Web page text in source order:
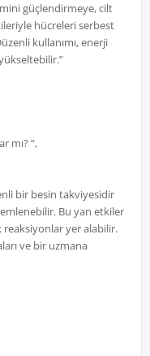
güçlendirmeye, cilt
hücreleri serbest
kullanımı, enerji
mı? “,
bir besin takviyesidir
Bu yan etkiler
reaksiyonlar yer alabilir.
ve bir uzmana